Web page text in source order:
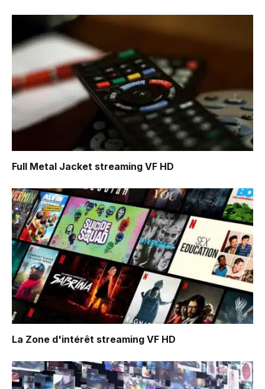
Full Metal Jacket streaming VF HD
La Zone d'intérêt streaming VF HD